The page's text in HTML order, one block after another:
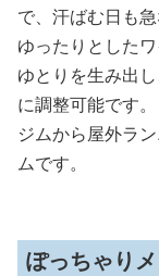
で、汗ばむ日も
ゆったりとした
ゆとりを生み出
に調整可能です。
ジムから屋外ラ
ムです。
ぽっちゃり